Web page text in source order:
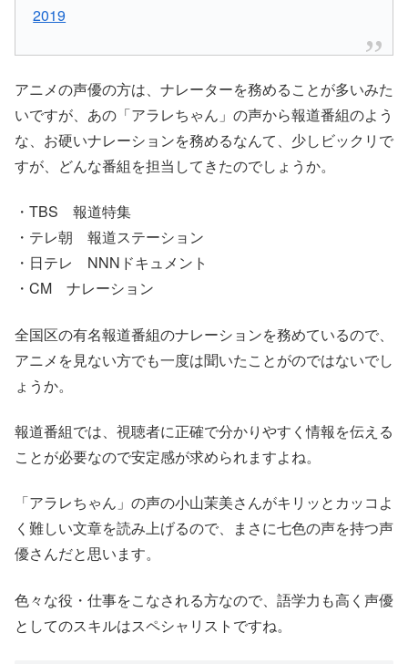
2019
アニメの声優の方は、ナレーターを務めることが多いみた
いですが、あの「アラレちゃん」の声から報道番組のよう
な、お硬いナレーションを務めるなんて、少しビックリで
すが、どんな番組を担当してきたのでしょうか。
・TBS 報道特集
・テレ朝 報道ステーション
・日テレ NNNドキュメント
・CM ナレーション
全国区の有名報道番組のナレーションを務めているので、
アニメを見ない方でも一度は聞いたことがのではないでし
ょうか。
報道番組では、視聴者に正確で分かりやすく情報を伝える
ことが必要なので安定感が求められますよね。
「アラレちゃん」の声の小山茉美さんがキリッとカッコよ
く難しい文章を読み上げるので、まさに七色の声を持つ声
優さんだと思います。
色々な役・仕事をこなされる方なので、語学力も高く声優
としてのスキルはスペシャリストですね。